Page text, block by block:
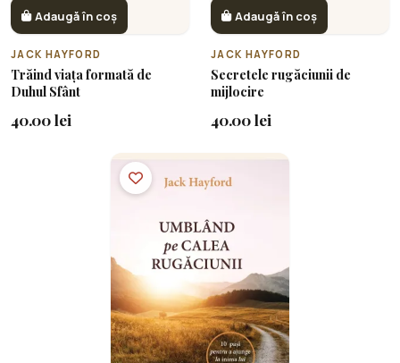
Adaugă în coș
JACK HAYFORD
Trăind viața formată de
Duhul Sfânt
40.00 lei
Adaugă în coș
JACK HAYFORD
Secretele rugăciunii de
mijlocire
40.00 lei